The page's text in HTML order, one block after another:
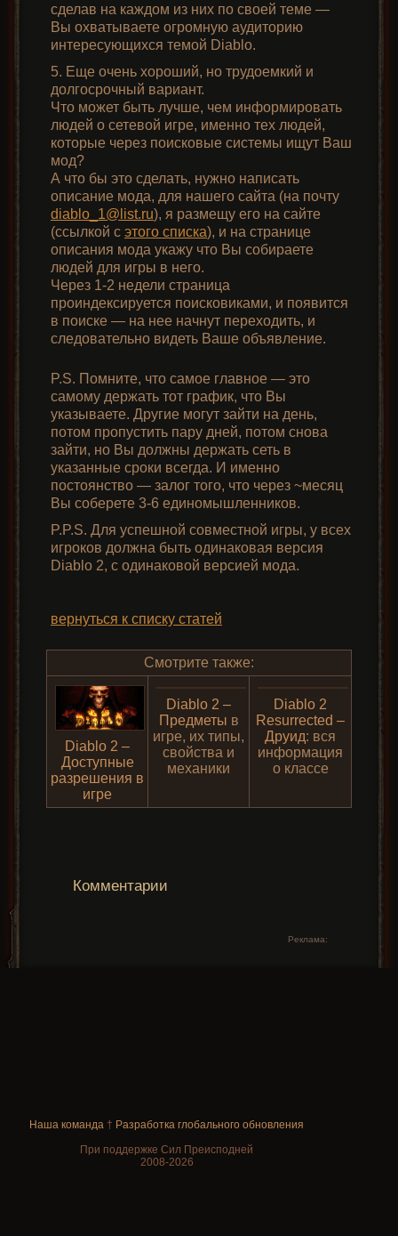
сделав на каждом из них по своей теме —
Вы охватываете огромную аудиторию
интересующихся темой Diablo.
5. Еще очень хороший, но трудоемкий и
долгосрочный вариант.
Что может быть лучше, чем информировать
людей о сетевой игре, именно тех людей,
которые через поисковые системы ищут Ваш
мод?
А что бы это сделать, нужно написать
описание мода, для нашего сайта (на почту
diablo_1@list.ru), я размещу его на сайте
(ссылкой с этого списка), и на странице
описания мода укажу что Вы собираете
людей для игры в него.
Через 1-2 недели страница
проиндексируется поисковиками, и появится
в поиске — на нее начнут переходить, и
следовательно видеть Ваше объявление.
P.S. Помните, что самое главное — это
самому держать тот график, что Вы
указываете. Другие могут зайти на день,
потом пропустить пару дней, потом снова
зайти, но Вы должны держать сеть в
указанные сроки всегда. И именно
постоянство — залог того, что через ~месяц
Вы соберете 3-6 единомышленников.
P.P.S. Для успешной совместной игры, у всех
игроков должна быть одинаковая версия
Diablo 2, с одинаковой версией мода.
вернуться к списку статей
Смотрите также:
Diablo 2 –
Доступные
разрешения в
игре
Diablo 2 –
Предметы в
игре, их типы,
свойства и
механики
Diablo 2
Resurrected –
Друид: вся
информация
о классе
Комментарии
Реклама:
Наша команда † Разработка глобального обновления
При поддержке Сил Преисподней
2008-2026